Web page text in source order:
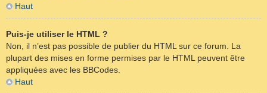
Haut
Puis-je utiliser le HTML ?
Non, il n’est pas possible de publier du HTML sur ce forum. La
plupart des mises en forme permises par le HTML peuvent être
appliquées avec les BBCodes.
Haut